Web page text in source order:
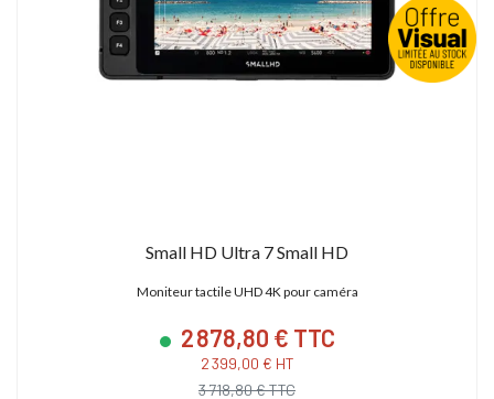
Small HD Ultra 7 Small HD
Moniteur tactile UHD 4K pour caméra
2 878,80 € TTC
2 399,00 € HT
3 718,80 € TTC